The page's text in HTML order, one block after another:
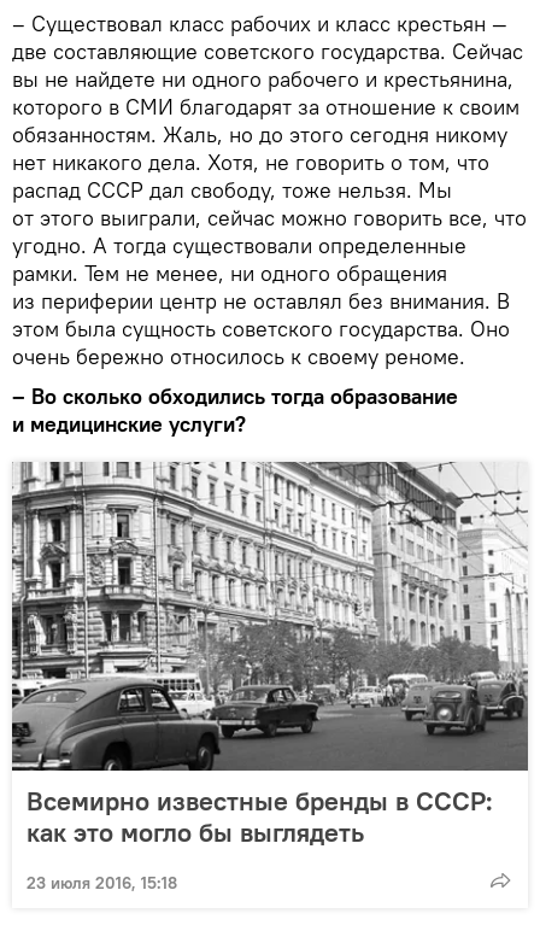
– Существовал класс рабочих и класс крестьян —
две составляющие советского государства. Сейчас
вы не найдете ни одного рабочего и крестьянина,
которого в СМИ благодарят за отношение к своим
обязанностям. Жаль, но до этого сегодня никому
нет никакого дела. Хотя, не говорить о том, что
распад СССР дал свободу, тоже нельзя. Мы
от этого выиграли, сейчас можно говорить все, что
угодно. А тогда существовали определенные
рамки. Тем не менее, ни одного обращения
из периферии центр не оставлял без внимания. В
этом была сущность советского государства. Оно
очень бережно относилось к своему реноме.
– Во сколько обходились тогда образование
и медицинские услуги?
Всемирно известные бренды в СССР:
как это могло бы выглядеть
23 июля 2016, 15:18